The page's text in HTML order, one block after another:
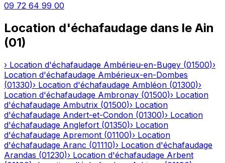
09 72 64 99 00
Location d'échafaudage dans le Ain
(01)
› Location d'échafaudage Ambérieu-en-Bugey (01500)›
Location d'échafaudage Ambérieux-en-Dombes
(01330)› Location d'échafaudage Ambléon (01300)›
Location d'échafaudage Ambronay (01500)› Location
d'échafaudage Ambutrix (01500)› Location
d'échafaudage Andert-et-Condon (01300)› Location
d'échafaudage Anglefort (01350)› Location
d'échafaudage Apremont (01100)› Location
d'échafaudage Aranc (01110)› Location d'échafaudage
Arandas (01230)› Location d'échafaudage Arbent